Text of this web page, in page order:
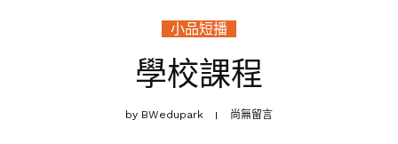
小品短播
學校課程
by BWedupark 尚無留言